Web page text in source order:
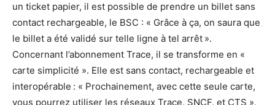
un ticket papier, il est possible de prendre un billet sans
contact rechargeable, le BSC : « Grâce à ça, on saura que
le billet a été validé sur telle ligne à tel arrêt ».
Concernant l’abonnement Trace, il se transforme en «
carte simplicité ». Elle est sans contact, rechargeable et
interopérable : « Prochainement, avec cette seule carte,
vous pourrez utiliser les réseaux Trace, SNCF, et CTS »,